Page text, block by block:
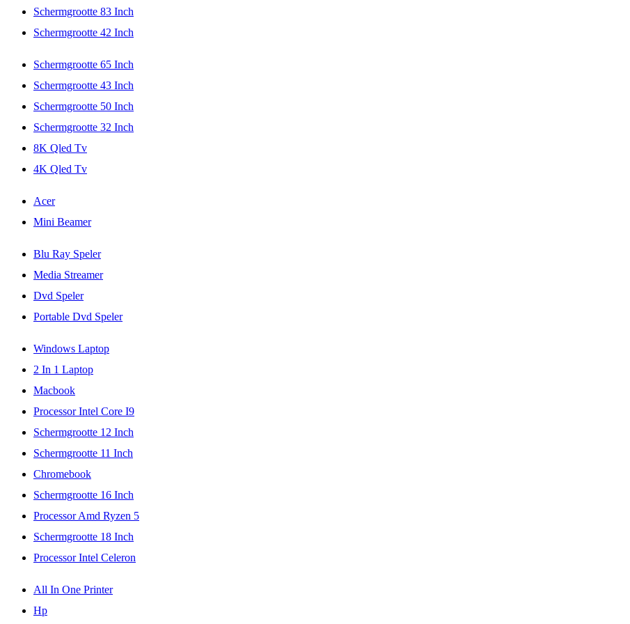
Schermgrootte 83 Inch
Schermgrootte 42 Inch
Schermgrootte 65 Inch
Schermgrootte 43 Inch
Schermgrootte 50 Inch
Schermgrootte 32 Inch
8K Qled Tv
4K Qled Tv
Acer
Mini Beamer
Blu Ray Speler
Media Streamer
Dvd Speler
Portable Dvd Speler
Windows Laptop
2 In 1 Laptop
Macbook
Processor Intel Core I9
Schermgrootte 12 Inch
Schermgrootte 11 Inch
Chromebook
Schermgrootte 16 Inch
Processor Amd Ryzen 5
Schermgrootte 18 Inch
Processor Intel Celeron
All In One Printer
Hp